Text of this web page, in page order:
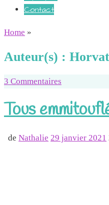
Contact
Home »
Auteur(s) :
3 Commentaires
Tous
de Nathalie 29 janvier 2021